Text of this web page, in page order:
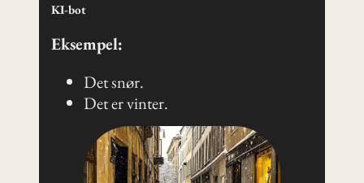
KI-bot
Eksempel:
Det snør.
Det er vinter.